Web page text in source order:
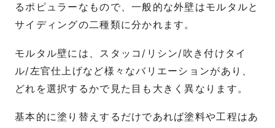
るポピュラーなもので、一般的な外壁はモルタルと
サイディングの二種類に分かれます。
モルタル壁には、スタッコ/リシン/吹き付けタイ
ル/左官仕上げなど様々なバリエーションがあり、
どれを選択するかで見た目も大きく異なります。
基本的に塗り替えするだけであれば塗料や工程はあ